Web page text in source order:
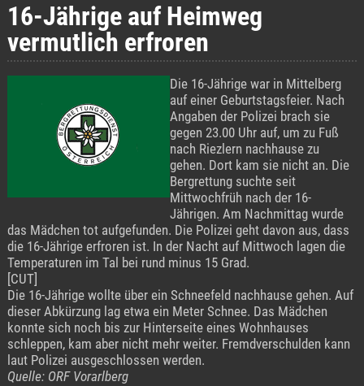
16-Jährige auf Heimweg
vermutlich erfroren
Die 16-Jährige war in Mittelberg
auf einer Geburtstagsfeier. Nach
Angaben der Polizei brach sie
gegen 23.00 Uhr auf, um zu Fuß
nach Riezlern nachhause zu
gehen. Dort kam sie nicht an. Die
Bergrettung suchte seit
Mittwochfrüh nach der 16-
Jährigen. Am Nachmittag wurde
das Mädchen tot aufgefunden. Die Polizei geht davon aus, dass
die 16-Jährige erfroren ist. In der Nacht auf Mittwoch lagen die
Temperaturen im Tal bei rund minus 15 Grad.
[CUT]
Die 16-Jährige wollte über ein Schneefeld nachhause gehen. Auf
dieser Abkürzung lag etwa ein Meter Schnee. Das Mädchen
konnte sich noch bis zur Hinterseite eines Wohnhauses
schleppen, kam aber nicht mehr weiter. Fremdverschulden kann
laut Polizei ausgeschlossen werden.
Quelle: ORF Vorarlberg